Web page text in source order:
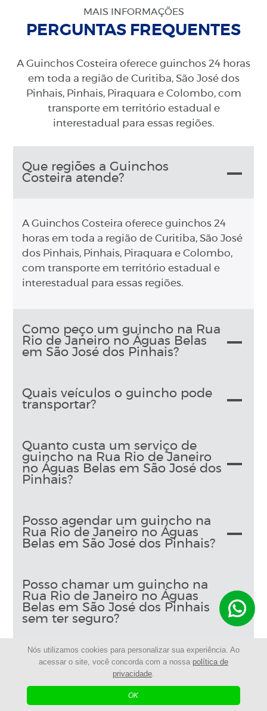
Nós utilizamos cookies para personalizar sua experiência. Ao
acessar o site, você concorda com a nossa política de
privacidade.
OK
MAIS INFORMAÇÕES
PERGUNTAS FREQUENTES
A Guinchos Costeira oferece guinchos 24 horas
em toda a região de Curitiba, São José dos
Pinhais, Pinhais, Piraquara e Colombo, com
transporte em território estadual e
interestadual para essas regiões.
Que regiões a Guinchos
Costeira atende?
A Guinchos Costeira oferece guinchos 24
horas em toda a região de Curitiba, São José
dos Pinhais, Pinhais, Piraquara e Colombo,
com transporte em território estadual e
interestadual para essas regiões.
Como peço um guincho na Rua
Rio de Janeiro no Águas Belas
em São José dos Pinhais?
Quais veículos o guincho pode
transportar?
Quanto custa um serviço de
guincho na Rua Rio de Janeiro
no Águas Belas em São José dos
Pinhais?
Posso agendar um guincho na
Rua Rio de Janeiro no Águas
Belas em São José dos Pinhais?
Posso chamar um guincho na
Rua Rio de Janeiro no Águas
Belas em São José dos Pinhais
sem ter seguro?
O que devo fazer se meu carro
estiver preso na Rua Rio de
Janeiro no Águas Belas em São
José dos Pinhais em um lugar
perigoso?